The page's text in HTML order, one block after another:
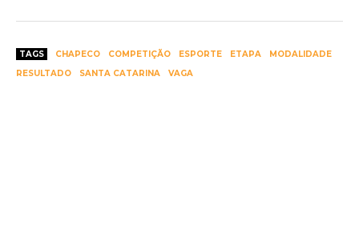
TAGS CHAPECO COMPETIÇÃO ESPORTE ETAPA
MODALIDADE
RESULTADO
SANTA CATARINA VAGA